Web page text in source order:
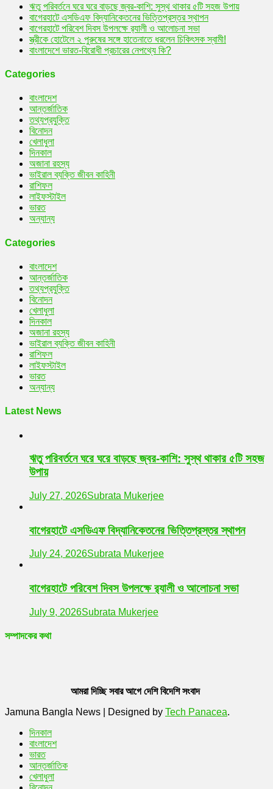
ঋতু পরিবর্তনে ঘরে ঘরে বাড়ছে জ্বর-কাশি: সুস্থ থাকার ৫টি সহজ উপায়
বাগেরহাটে এসডিএফ বিদ্যানিকেতনের ভিত্তিপ্রস্তর স্থাপন
বাগেরহাটে পরিবেশ দিবস উপলক্ষে র‌্যালী ও আলোচনা সভা
স্ত্রীকে হোটেলে ২ পুরুষের সঙ্গে হাতেনাতে ধরলেন চিকিৎসক স্বামী!
বাংলাদেশে ভারত-বিরোধী প্রচারের নেপথ্যে কি?
Categories
বাংলাদেশ
আন্তর্জাতিক
তথ্যপ্রযুক্তি
বিনোদন
খেলাধুলা
দিনকাল
অজানা রহস্য
ভাইরাল ব্যক্তি জীবন কাহিনী
রাশিফল
লাইফস্টাইল
ভারত
অন্যান্য
Categories
বাংলাদেশ
আন্তর্জাতিক
তথ্যপ্রযুক্তি
বিনোদন
খেলাধুলা
দিনকাল
অজানা রহস্য
ভাইরাল ব্যক্তি জীবন কাহিনী
রাশিফল
লাইফস্টাইল
ভারত
অন্যান্য
Latest News
ঋতু পরিবর্তনে ঘরে ঘরে বাড়ছে জ্বর-কাশি: সুস্থ থাকার ৫টি সহজ
উপায়
July 27, 2026Subrata Mukerjee
বাগেরহাটে এসডিএফ বিদ্যানিকেতনের ভিত্তিপ্রস্তর স্থাপন
July 24, 2026Subrata Mukerjee
বাগেরহাটে পরিবেশ দিবস উপলক্ষে র‌্যালী ও আলোচনা সভা
July 9, 2026Subrata Mukerjee
সম্পাদকের কথা
আমরা দিচ্ছি সবার আগে দেশি বিদেশি সংবাদ
Jamuna Bangla News
Designed by Tech Panacea.
দিনকাল
বাংলাদেশ
ভারত
আন্তর্জাতিক
খেলাধুলা